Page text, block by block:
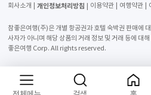
회사소개 개인정보처리방침 이용약관 여행약관
참좋은여행(주)은 개별 항공권과 호텔 숙박권 판매에
사자가 아니며 해당 상품의 거래 정보 및 거래 등에
좋은여행 Corp. All rights reserved.